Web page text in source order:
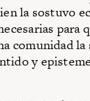
la sostuvo
para
comunidad
y